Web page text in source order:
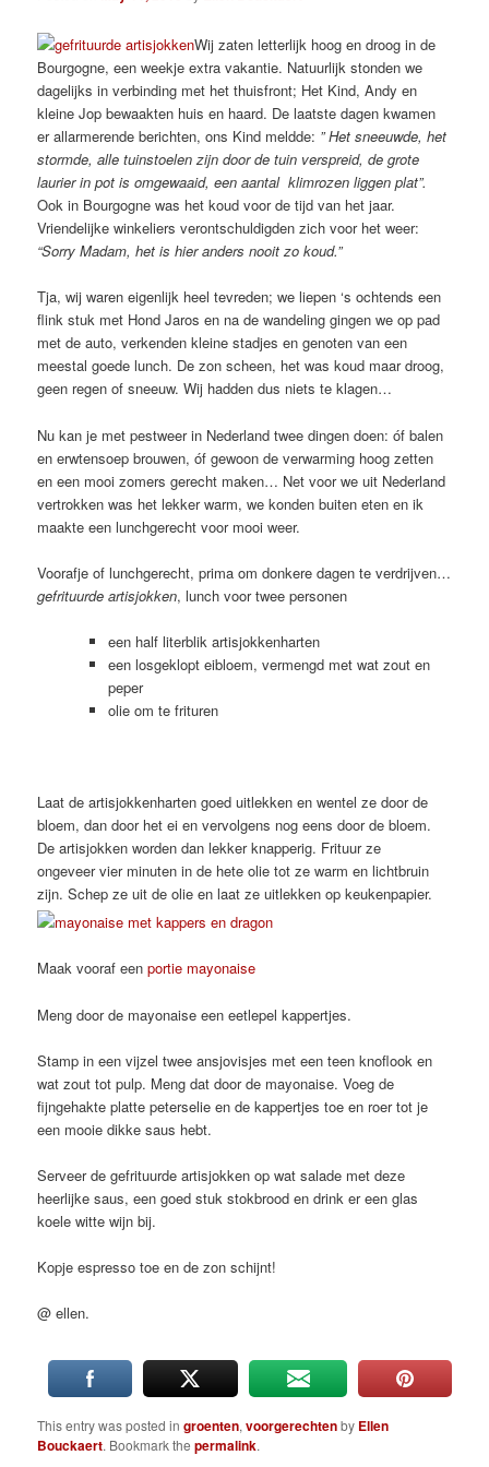
Wij zaten letterlijk hoog en droog in de
Bourgogne, een weekje extra vakantie. Natuurlijk stonden we
dagelijks in verbinding met het thuisfront; Het Kind, Andy en
kleine Jop bewaakten huis en haard. De laatste dagen kwamen
er allarmerende berichten, ons Kind meldde: ” Het sneeuwde, het
stormde, alle tuinstoelen zijn door de tuin verspreid, de grote
laurier in pot is omgewaaid, een aantal klimrozen liggen plat”.
Ook in Bourgogne was het koud voor de tijd van het jaar.
Vriendelijke winkeliers verontschuldigden zich voor het weer:
“Sorry Madam, het is hier anders nooit zo koud.”
Tja, wij waren eigenlijk heel tevreden; we liepen ‘s ochtends een
flink stuk met Hond Jaros en na de wandeling gingen we op pad
met de auto, verkenden kleine stadjes en genoten van een
meestal goede lunch. De zon scheen, het was koud maar droog,
geen regen of sneeuw. Wij hadden dus niets te klagen…
Nu kan je met pestweer in Nederland twee dingen doen: óf balen
en erwtensoep brouwen, óf gewoon de verwarming hoog zetten
en een mooi zomers gerecht maken… Net voor we uit Nederland
vertrokken was het lekker warm, we konden buiten eten en ik
maakte een lunchgerecht voor mooi weer.
Voorafje of lunchgerecht, prima om donkere dagen te verdrijven…
gefrituurde artisjokken, lunch voor twee personen
een half literblik artisjokkenharten
een losgeklopt eibloem, vermengd met wat zout en
peper
olie om te frituren
Laat de artisjokkenharten goed uitlekken en wentel ze door de
bloem, dan door het ei en vervolgens nog eens door de bloem.
De artisjokken worden dan lekker knapperig. Frituur ze
ongeveer vier minuten in de hete olie tot ze warm en lichtbruin
zijn. Schep ze uit de olie en laat ze uitlekken op keukenpapier.
Maak vooraf eenportie mayonaise
Meng door de mayonaise een eetlepel kappertjes.
Stamp in een vijzel twee ansjovisjes met een teen knoflook en
wat zout tot pulp. Meng dat door de mayonaise. Voeg de
fijngehakte platte peterselie en de kappertjes toe en roer tot je
een mooie dikke saus hebt.
Serveer de gefrituurde artisjokken op wat salade met deze
heerlijke saus, een goed stuk stokbrood en drink er een glas
koele witte wijn bij.
Kopje espresso toe en de zon schijnt!
@ ellen.
This entry was posted ingroenten,voorgerechtenby Ellen
Bouckaert. Bookmark thepermalink.